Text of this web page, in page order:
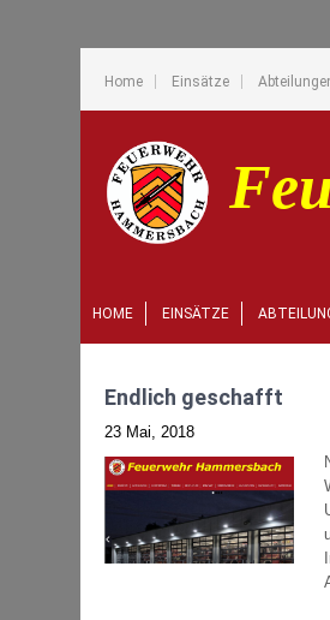
Home Einsätze
HOME EINSÄTZE
Endlich geschafft
23 Mai, 2018